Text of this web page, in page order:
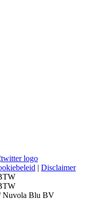
| Disclaimer
Nuvola Blu BV